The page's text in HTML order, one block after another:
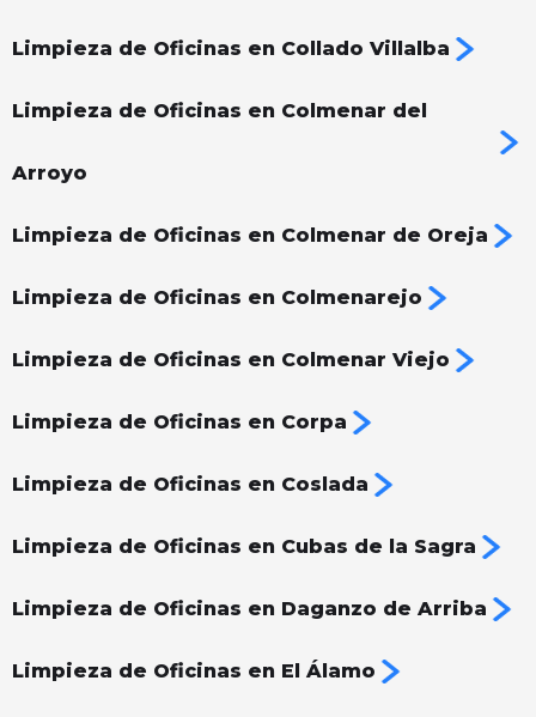
Limpieza de Oficinas en Collado Villalba
Limpieza de Oficinas en Colmenar del
Arroyo
Limpieza de Oficinas en Colmenar de Oreja
Limpieza de Oficinas en Colmenarejo
Limpieza de Oficinas en Colmenar Viejo
Limpieza de Oficinas en Corpa
Limpieza de Oficinas en Coslada
Limpieza de Oficinas en Cubas de la Sagra
Limpieza de Oficinas en Daganzo de Arriba
Limpieza de Oficinas en El Álamo